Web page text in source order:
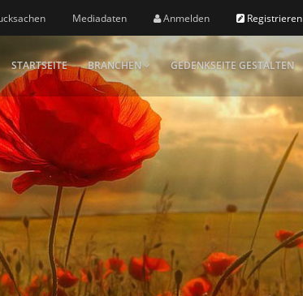
Mediadaten Anmelden Registrieren
STARTSEITE BRANCHEN GEDENKSEITE GESTALTEN